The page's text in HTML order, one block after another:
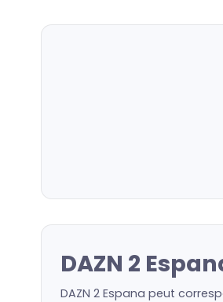
DAZN 2
DAZN 2 Espana peut